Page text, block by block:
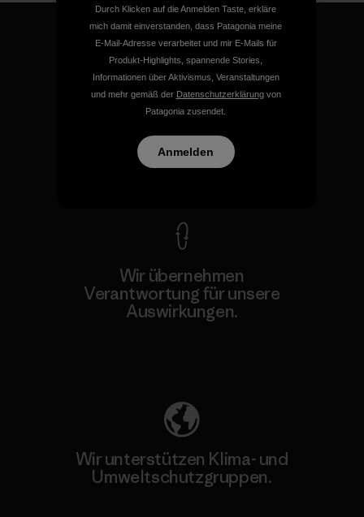
Für all unsere Produkte gilt
unsere kompromisslose
Wir übernehmen
Verantwortung für unsere
Auswirkungen.
Wir unterstützen Klima- und
Umweltschutzgruppen.
Durch Klicken auf die Anmelden Taste, erkläre
mich damit einverstanden, dass Patagonia meine
E-Mail-Adresse verarbeitet und mir E-Mails für
Produkt-Highlights, spannende Stories,
Informationen über Aktivismus, Veranstaltungen
und mehr gemäß der Datenschutzerklärungvon
Patagonia zusendet.
Anmelden